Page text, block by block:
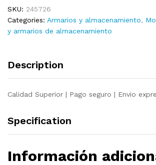
roble
quantity
SKU: 245726
Categories: Armarios y almacenamiento,
y armarios de almacenamiento
Description
Calidad Superior | Pago seguro | Envio
Specification
Información